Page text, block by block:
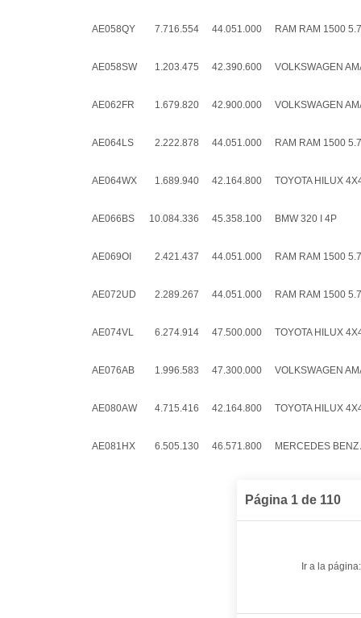
AE058QY 7.716.554 44.051.000 RAM RAM 1500
AE058SW 1.203.475 42.390.600 VOLKSWAGEN
AE062FR 1.679.820 42.900.000 VOLKSWAGEN
AE064LS 2.222.878 44.051.000 RAM RAM 1500
AE064WX 1.689.940 42.164.800 TOYOTA HILUX
AE066BS 10.084.336 45.358.100 BMW 320 I 4P
AE069OI 2.421.437 44.051.000 RAM RAM 1500
AE072UD 2.289.267 44.051.000 RAM RAM 1500
AE074VL 6.274.914 47.500.000 TOYOTA HILUX
AE076AB 1.996.583 47.300.000 VOLKSWAGEN
AE080AW 4.715.416 42.164.800 TOYOTA HILUX
AE081HX 6.505.130 46.571.800 MERCEDES
Página 1 de 110
Ir a la